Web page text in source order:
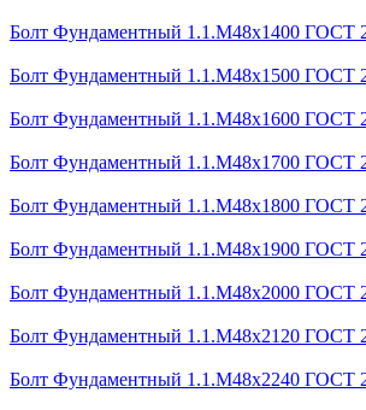
Болт Фундаментный 1.1.М48х1400 ГОСТ
Болт Фундаментный 1.1.М48х1500 ГОСТ
Болт Фундаментный 1.1.М48х1600 ГОСТ
Болт Фундаментный 1.1.М48х1700 ГОСТ
Болт Фундаментный 1.1.М48х1800 ГОСТ
Болт Фундаментный 1.1.М48х1900 ГОСТ
Болт Фундаментный 1.1.М48х2000 ГОСТ
Болт Фундаментный 1.1.М48х2120 ГОСТ
Болт Фундаментный 1.1.М48х2240 ГОСТ